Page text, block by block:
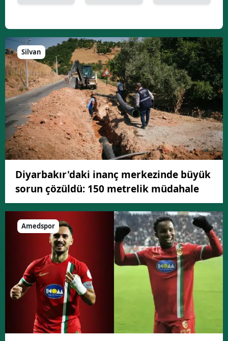
Silvan
Diyarbakır'daki inanç merkezinde büyük
sorun çözüldü: 150 metrelik müdahale
Amedspor